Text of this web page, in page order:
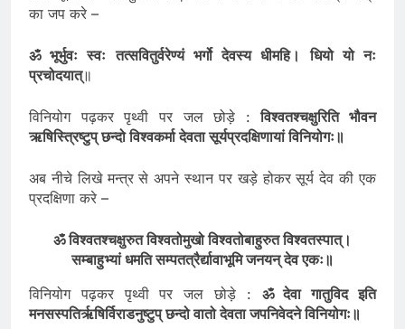
फिर सूर्य की ओर मुख करके, कम-से-कम १०८ बार गायत्री-मंत्र
ॐ भूर्भुवः स्वः तत्सवितुर्वरेण्यं भर्गो देवस्य धीमहि। धियो यो नः
विनियोग पढ़कर पृथ्वी पर जल छोड़े :विश्वतश्चक्षुरिति भौवन
अब नीचे लिखे मन्त्र से अपने स्थान पर खड़े होकर सूर्य देव की एक
ॐ विश्वतश्चक्षुरुत विश्वतोमुखो विश्वतोबाहुरुत विश्वतस्पात्।
सम्बाहुभ्यां धमति सम्पतत्रैर्द्यावाभूमि जनयन् देव एकः॥
विनियोग पढ़कर पृथ्वी पर जल छोड़े :ॐ देवा गातुविद इति